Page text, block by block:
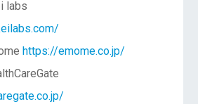
labs
https://emome.co.jp/